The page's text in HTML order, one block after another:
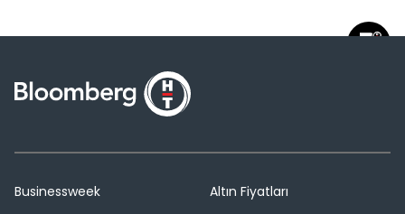
Businessweek
Altın Fiyatları